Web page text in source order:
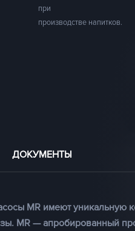
при
производстве напитков.
ДОКУМЕНТЫ
MR имеют уникальную
MR — апробированный